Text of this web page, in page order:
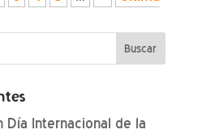
Día Internacional de la